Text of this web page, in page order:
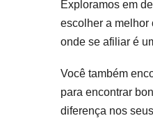
Exploramos em
escolher a melhor
onde se afiliar é
Você também
para encontrar
diferença nos